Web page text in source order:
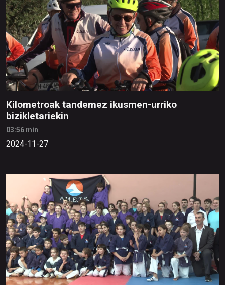
Kilometroak tandemez ikusmen-urriko
bizikletariekin
03:56 min
2024-11-27